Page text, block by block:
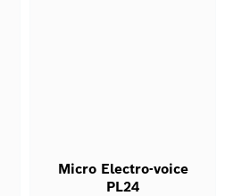
Micro Electro-voice
PL24